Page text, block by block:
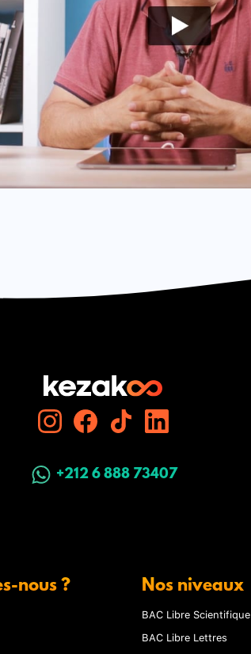
+212 6 888 73407
nous ? Nos niveaux
BAC Libre Scientifique
BAC Libre Lettres